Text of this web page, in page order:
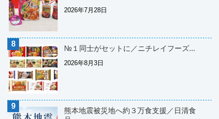
2026年7月28日
№１同士がセットに／ニチレイフーズ...
2026年8月3日
熊本地震被災地へ約３万食支援／日清食